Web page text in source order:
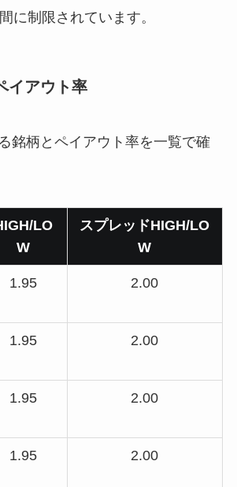
に制限されています。
イアウト率
銘柄とペイアウト率を一覧で確
LO
W
スプレッドHIGH/LO
W
1.95 2.00
1.95 2.00
1.95 2.00
1.95 2.00